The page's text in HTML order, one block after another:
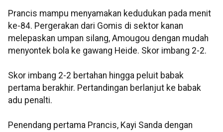
Prancis mampu menyamakan kedudukan pada menit
ke-84. Pergerakan dari Gomis di sektor kanan
melepaskan umpan silang, Amougou dengan mudah
menyontek bola ke gawang Heide. Skor imbang 2-2.
Skor imbang 2-2 bertahan hingga peluit babak
pertama berakhir. Pertandingan berlanjut ke babak
adu penalti.
Penendang pertama Prancis, Kayi Sanda dengan